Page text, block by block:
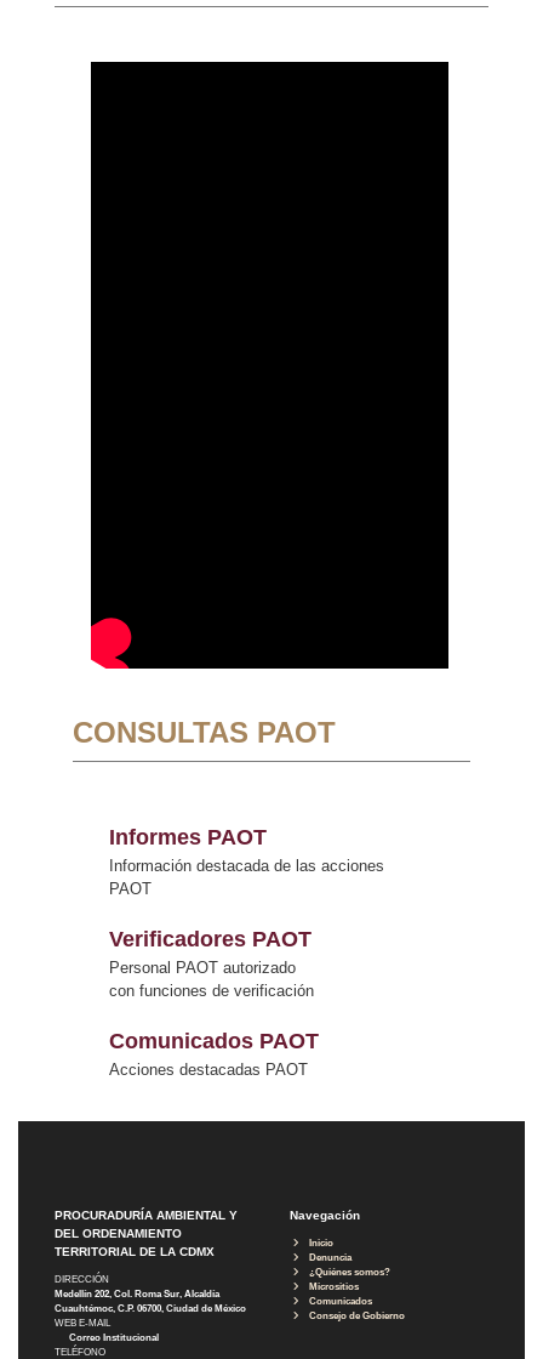
CONSULTAS PAOT
Informes PAOT
Información destacada de las acciones
PAOT
Verificadores PAOT
Personal PAOT autorizado
con funciones de verificación
Comunicados PAOT
Acciones destacadas PAOT
PROCURADURÍA AMBIENTAL Y
DEL ORDENAMIENTO
TERRITORIAL DE LA CDMX
DIRECCIÓN
Medellín 202, Col. Roma Sur, Alcaldía
Cuauhtémoc, C.P. 06700, Ciudad de México
WEB E-MAIL
Correo Institucional
TELÉFONO
Navegación
Inicio
Denuncia
¿Quiénes somos?
Micrositios
Comunicados
Consejo de Gobierno